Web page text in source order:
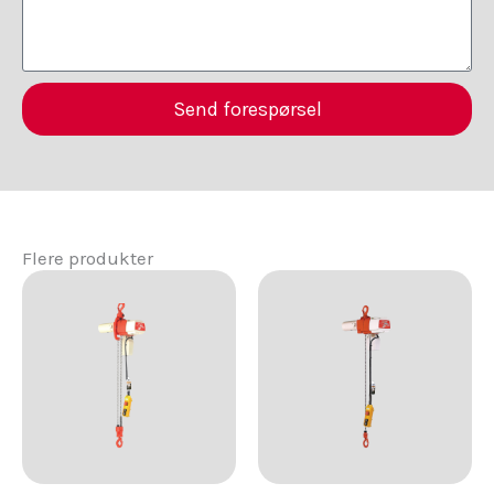
Send forespørsel
Flere produkter